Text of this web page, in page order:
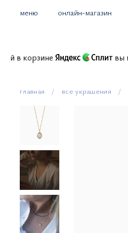
меню онлайн-магазин
в корзине
главная все украшения